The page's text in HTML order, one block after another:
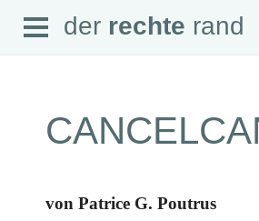
der rechte rand
Home
Open
Menu
der rechte rand
von Patrice G. Poutrus